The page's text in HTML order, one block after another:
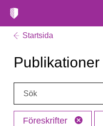
Startsida
Publikationer
Sök:
Föreskrifter